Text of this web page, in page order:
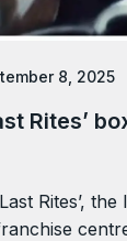
8, 2025
Rites’
Rites’,